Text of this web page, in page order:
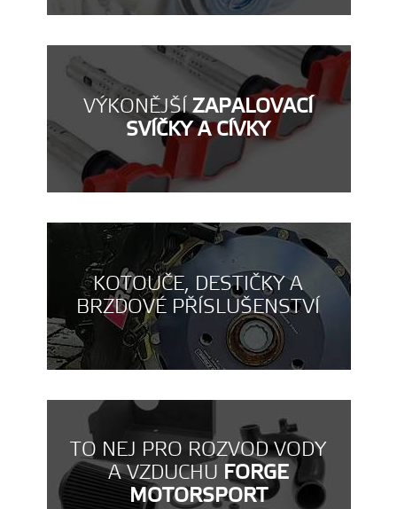
VÝKONĚJŠÍZAPALOVACÍ
SVÍČKY A CÍVKY
KOTOUČE, DESTIČKY A
BRZDOVÉ PŘÍSLUŠENSTVÍ
TO NEJ PRO ROZVOD VODY
A VZDUCHU FORGE
MOTORSPORT